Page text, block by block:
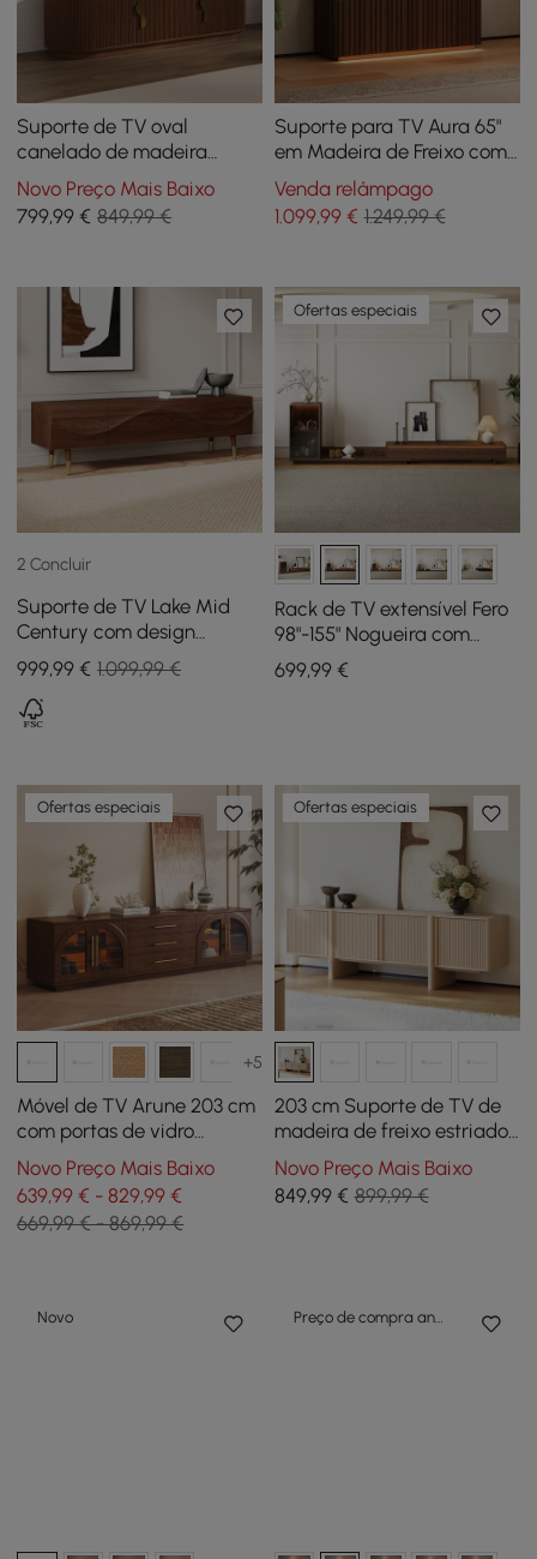
Suporte de TV oval
canelado de madeira
maciça de 1600 mm
Novo Preço Mais Baixo
799,99 € 849,99 €
Suporte para TV Aura 65"
em Madeira de Freixo com
Ripa de Nogueira e Tampo
em Pedra Sinterizada
Venda relâmpago
1.099,99€ 1.249,99 €
2 Concluir
Suporte de TV Lake Mid
Century com design
ondulado, armazenamento
em nogueira, 4 gavetas
para TVs de até 75"
999,99 € 1.099,99 €
Ofertas especiais
Rack de TV extensível Fero
98"-155" Nogueira com
estante e luz LED
699,99€
Ofertas especiais
+5
Móvel de TV Arune 203 cm
com portas de vidro
arqueadas, arrumação e
luz LED - nogueira
Novo Preço Mais Baixo
639,99 € - 829,99 €
669,99 € - 869,99 €
Ofertas especiais
203 cm Suporte de TV de
madeira de freixo estriado
e esbranquiçado com
armários
Novo Preço Mais Baixo
849,99€ 899,99 €
Novo